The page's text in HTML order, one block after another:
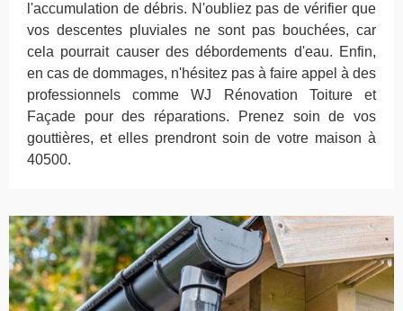
l'accumulation de débris. N'oubliez pas de vérifier que
vos descentes pluviales ne sont pas bouchées, car
cela pourrait causer des débordements d'eau. Enfin,
en cas de dommages, n'hésitez pas à faire appel à des
professionnels comme WJ Rénovation Toiture et
Façade pour des réparations. Prenez soin de vos
gouttières, et elles prendront soin de votre maison à
40500.